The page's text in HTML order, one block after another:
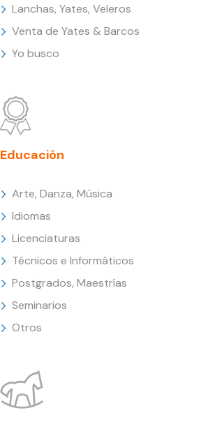
Lanchas, Yates, Veleros
Venta de Yates & Barcos
Yo busco
Educación
Arte, Danza, Música
Idiomas
Licenciaturas
Técnicos e Informáticos
Postgrados, Maestrías
Seminarios
Otros